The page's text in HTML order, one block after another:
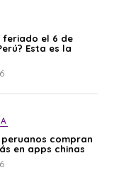
feriado el 6 de
Esta es la
compran
en apps chinas